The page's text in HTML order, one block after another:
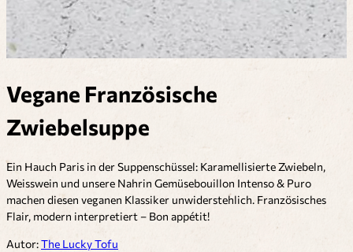
Vegane Französische
Zwiebelsuppe
Ein Hauch Paris in der Suppenschüssel: Karamellisierte Zwiebeln,
Weisswein und unsere Nahrin Gemüsebouillon Intenso & Puro
machen diesen veganen Klassiker unwiderstehlich. Französisches
Flair, modern interpretiert – Bon appétit!
Autor:The Lucky Tofu